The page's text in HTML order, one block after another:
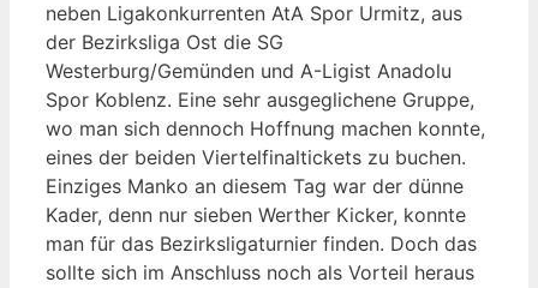
neben Ligakonkurrenten AtA Spor Urmitz, aus
der Bezirksliga Ost die SG
Westerburg/Gemünden und A-Ligist Anadolu
Spor Koblenz. Eine sehr ausgeglichene Gruppe,
wo man sich dennoch Hoffnung machen konnte,
eines der beiden Viertelfinaltickets zu buchen.
Einziges Manko an diesem Tag war der dünne
Kader, denn nur sieben Werther Kicker, konnte
man für das Bezirksligaturnier finden. Doch das
sollte sich im Anschluss noch als Vorteil heraus